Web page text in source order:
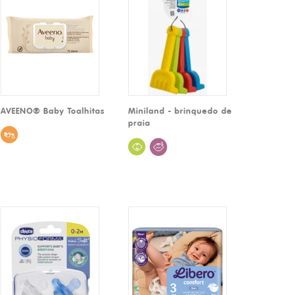
AVEENO® Baby Toalhitas
Miniland - brinquedo de
praia